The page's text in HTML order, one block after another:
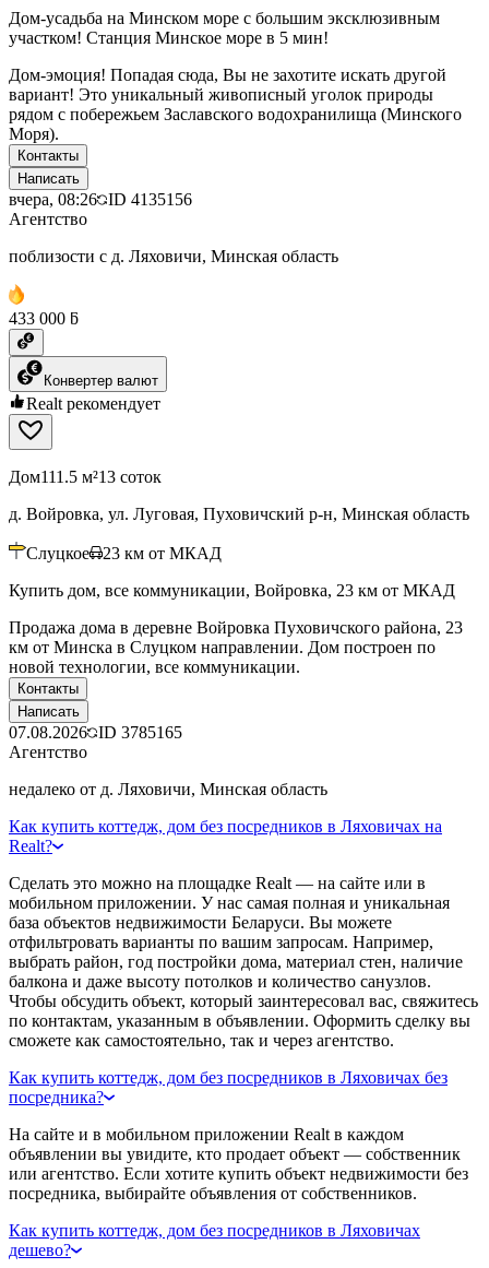
Дом-усадьба на Минском море с большим эксклюзивным
участком! Станция Минское море в 5 мин!
Дом-эмоция! Попадая сюда, Вы не захотите искать другой
вариант! Это уникальный живописный уголок природы
рядом с побережьем Заславского водохранилища (Минского
Моря).
Контакты
Написать
вчера, 08:26 ID 4135156
Агентство
поблизости с д. Ляховичи, Минская область
433 000 ƃ
Конвертер валют
Realt рекомендует
Дом111.5 м²13 соток
д. Войровка, ул. Луговая, Пуховичский р-н, Минская область
Слуцкое 23 км от МКАД
Купить дом, все коммуникации, Войровка, 23 км от МКАД
Продажа дома в деревне Войровка Пуховичского района, 23
км от Минска в Слуцком направлении. Дом построен по
новой технологии, все коммуникации.
Контакты
Написать
07.08.2026 ID 3785165
Агентство
недалеко от д. Ляховичи, Минская область
Как купить коттедж, дом без посредников в Ляховичах на
Realt?
Сделать это можно на площадке Realt — на сайте или в
мобильном приложении. У нас самая полная и уникальная
база объектов недвижимости Беларуси. Вы можете
отфильтровать варианты по вашим запросам. Например,
выбрать район, год постройки дома, материал стен, наличие
балкона и даже высоту потолков и количество санузлов.
Чтобы обсудить объект, который заинтересовал вас, свяжитесь
по контактам, указанным в объявлении. Оформить сделку вы
сможете как самостоятельно, так и через агентство.
Как купить коттедж, дом без посредников в Ляховичах без
посредника?
На сайте и в мобильном приложении Realt в каждом
объявлении вы увидите, кто продает объект — собственник
или агентство. Если хотите купить объект недвижимости без
посредника, выбирайте объявления от собственников.
Как купить коттедж, дом без посредников в Ляховичах
дешево?